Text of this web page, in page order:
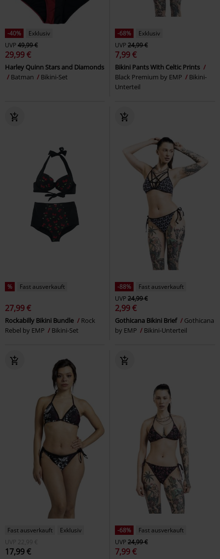
-40%
Exklusiv
UVP49,99 €
29,99 €
Harley Quinn Stars and Diamonds
Batman
Bikini-Set
-68%
Exklusiv
UVP24,99 €
7,99 €
Bikini Pants With Celtic Prints
Black Premium by EMP
Bikini-
Unterteil
% Fast ausverkauft
27,99 €
Rockabilly Bikini Bundle
Rock
Rebel by EMP
Bikini-Set
-88%
Fast ausverkauft
UVP24,99 €
2,99 €
Gothicana Bikini Brief
Gothicana
by EMP
Bikini-Unterteil
Fast ausverkauft
Exklusiv
UVP
22,99 €
17,99 €
-68%
Fast ausverkauft
UVP24,99 €
7,99 €